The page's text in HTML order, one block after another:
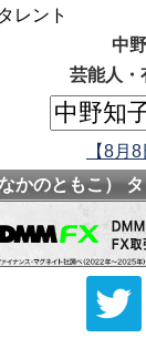
レント
中
芸能人・
【8月
かのともこ）